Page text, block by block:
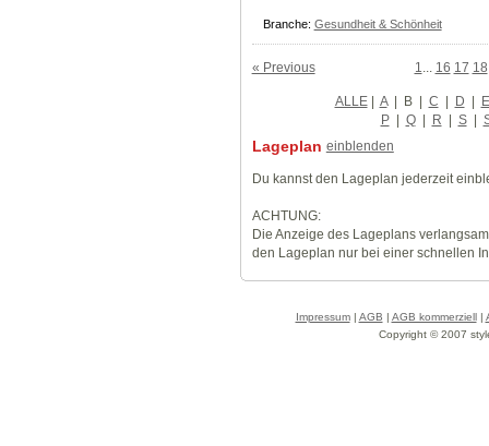
Branche: Gesundheit & Schönheit
« Previous 1 16 17 18
ALLE| A | B| C | D | E
P | Q | R | S |
Lageplan einblenden
Du kannst den Lageplan jederzeit
ACHTUNG:
Die Anzeige des Lageplans
den Lageplan nur bei einer schnellen
Impressum| AGB | AGB kommerziell|
Copyright © 2007